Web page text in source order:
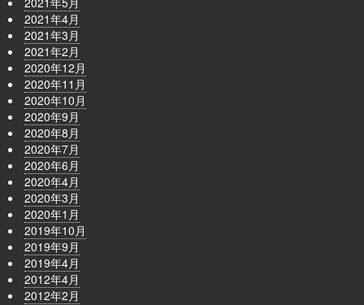
2021年4月
2021年3月
2021年2月
2020年12月
2020年11月
2020年10月
2020年9月
2020年8月
2020年7月
2020年6月
2020年4月
2020年3月
2020年1月
2019年10月
2019年9月
2019年4月
2012年4月
2012年2月